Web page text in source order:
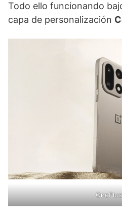
Todo ello funcionando
capa de personalización